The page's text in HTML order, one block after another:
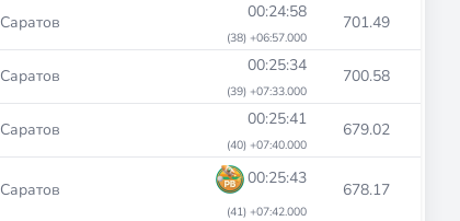
Саратов
00:24:58
(38) +06:57.000
701.49
Саратов
00:25:34
(39) +07:33.000
700.58
Саратов
00:25:41
(40) +07:40.000
679.02
Саратов
00:25:43
(41) +07:42.000
678.17